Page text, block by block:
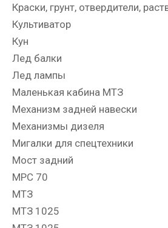
Краски, грунт, отвердители,
Культиватор
Кун
Лед балки
Лед лампы
Маленькая кабина МТЗ
Механизм задней навески
Механизмы дизеля
Мигалки для спецтехники
Мост задний
МРС 70
МТЗ
МТЗ 1025